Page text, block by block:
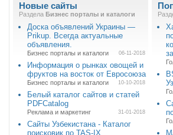
Новые сайты
Раздела Бизнес порталы и каталоги
Доска объявлений Украины —
Prikup. Всегда актуальные
объявления.
Бизнес порталы и каталоги 06-11-2018
Информация о рынках овощей и
фруктов на восток от Евросоюза
Бизнес порталы и каталоги 10-10-2018
Белый каталог сайтов и статей
PDFCatalog
Реклама и маркетинг 31-01-2018
Сайты Узбекистана - Каталог
поисковик по TAS-IX